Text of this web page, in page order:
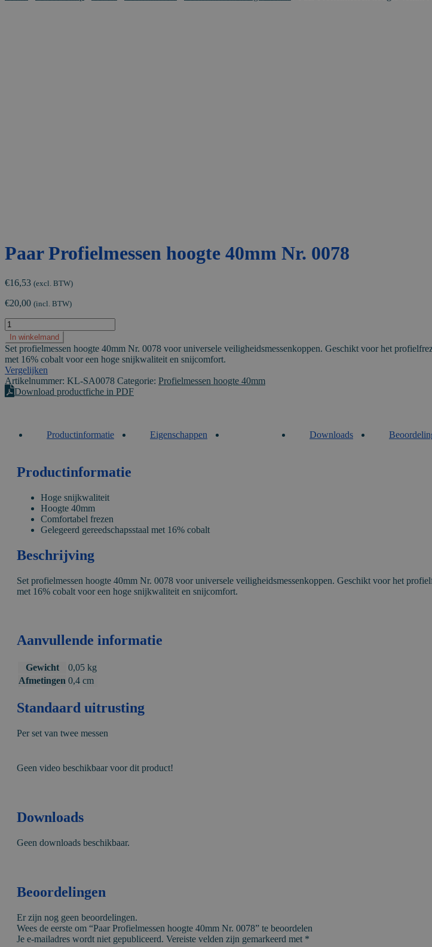
Paar Profielmessen hoogte 40mm Nr. 0078
€16,53 (excl. BTW)
€20,00 (incl. BTW)
Paar
Profielmessen
hoogte
40mm
Nr.
0078
aantal
In winkelmand
Set profielmessen hoogte 40mm Nr. 0078 voor universele veiligheidsmessenkoppen. Geschikt voor het
met 16% cobalt voor een hoge snijkwaliteit en snijcomfort.
Vergelijken
Artikelnummer: KL-SA0078 Categorie: Profielmessen hoogte 40mm
Download productfiche in PDF
Productinformatie Eigenschappen Downloads
Productinformatie
Hoge snijkwaliteit
Hoogte 40mm
Comfortabel frezen
Gelegeerd gereedschapsstaal met 16% cobalt
Beschrijving
Set profielmessen hoogte 40mm Nr. 0078 voor universele veiligheidsmessenkoppen. Geschikt voor het
met 16% cobalt voor een hoge snijkwaliteit en snijcomfort.
Aanvullende informatie
Gewicht
0,05 kg
Afmetingen 0,4 cm
Standaard uitrusting
Per set van twee messen
Geen video beschikbaar voor dit product!
Downloads
Geen downloads beschikbaar.
Beoordelingen
Er zijn nog geen beoordelingen.
Wees de eerste om “Paar Profielmessen hoogte 40mm Nr. 0078” te beoordelen
Je e-mailadres wordt niet gepubliceerd. Vereiste velden zijn gemarkeerd met *